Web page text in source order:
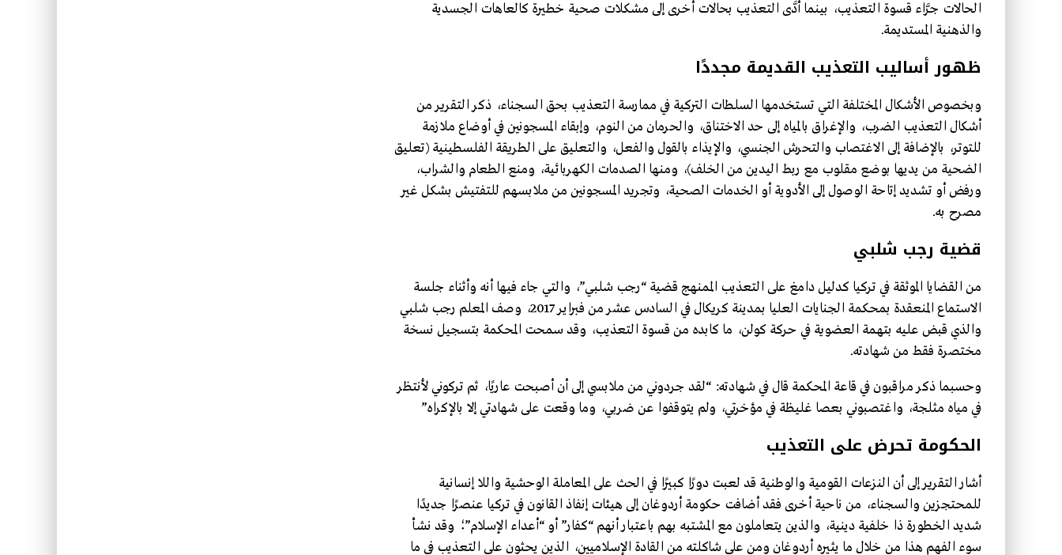
الحالات جرَّاء قسوة التعذيب، بينما أدَّى التعذيب بحالات أخرى إلى مشكلات صحية خطيرة كالعاهات الجسدية
والذهنية المستديمة.
ظهور أساليب التعذيب القديمة مجددًا
وبخصوص الأشكال المختلفة التي تستخدمها السلطات التركية في ممارسة التعذيب بحق السجناء، ذكر التقرير من
أشكال التعذيب الضرب، والإغراق بالمياه إلى حد الاختناق، والحرمان من النوم، وإبقاء المسجونين في أوضاع ملازمة
للتوتر، بالإضافة إلى الاغتصاب والتحرش الجنسي، والإيذاء بالقول والفعل، والتعليق على الطريقة الفلسطينية (تعليق
الضحية من يديها بوضع مقلوب مع ربط اليدين من الخلف)، ومنها الصدمات الكهربائية، ومنع الطعام والشراب،
ورفض أو تشديد إتاحة الوصول إلى الأدوية أو الخدمات الصحية، وتجريد المسجونين من ملابسهم للتفتيش بشكل غير
مصرح به.
قضية رجب شلبي
من القضايا الموثقة في تركيا كدليل دامغ على التعذيب الممنهج قضية “رجب شلبي”، والتي جاء فيها أنه وأثناء جلسة
الاستماع المنعقدة بمحكمة الجنايات العليا بمدينة كريكال في السادس عشر من فبراير 2017، وصف المعلم رجب شلبي
والذي قبض عليه بتهمة العضوية في حركة كولن، ما كابده من قسوة التعذيب، وقد سمحت المحكمة بتسجيل نسخة
مختصرة فقط من شهادته.
وحسبما ذكر مراقبون في قاعة المحكمة قال في شهادته: “لقد جردوني من ملابسي إلى أن أصبحت عاريًا، ثم تركوني لأنتظر
في مياه مثلجة، واغتصبوني بعصا غليظة في مؤخرتي، ولم يتوقفوا عن ضربي، وما وقعت على شهادتي إلا بالإكراه”
الحكومة تحرض على التعذيب
أشار التقرير إلى أن النزعات القومية والوطنية قد لعبت دورًا كبيرًا في الحث على المعاملة الوحشية واللا إنسانية
للمحتجزين والسجناء، من ناحية أخرى فقد أضافت حكومة أردوغان إلى هيئات إنفاذ القانون في تركيا عنصرًا جديدًا
شديد الخطورة ذا خلفية دينية، والذين يتعاملون مع المشتبه بهم باعتبار أنهم “كفار” أو “أعداء الإسلام”؛ وقد نشأ
سوء الفهم هذا من خلال ما يثيره أردوغان ومن على شاكلته من القادة الإسلاميين، الذين يحثون على التعذيب في ما